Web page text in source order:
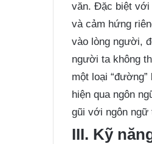
văn. Đặc biệt với
và cảm hứng
vào lòng người,
người ta không
một loại
hiện qua ngôn
gũi với ngôn ngữ
III. Kỹ